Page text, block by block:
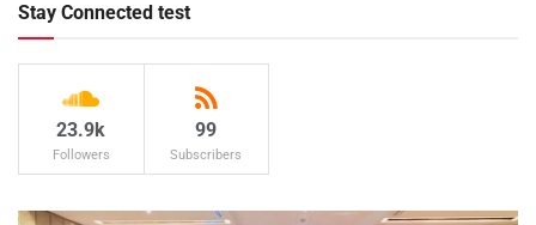
Stay Connected test
23.9k
Followers
99
Subscribers